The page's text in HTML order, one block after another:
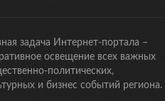
задача Интернет-портала –
освещение всех важных
политических,
и бизнес событий региона.